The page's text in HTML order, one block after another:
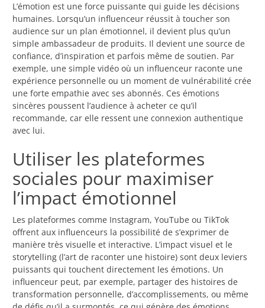
L’émotion est une force puissante qui guide les décisions
humaines. Lorsqu’un influenceur réussit à toucher son
audience sur un plan émotionnel, il devient plus qu’un
simple ambassadeur de produits. Il devient une source de
confiance, d’inspiration et parfois même de soutien. Par
exemple, une simple vidéo où un influenceur raconte une
expérience personnelle ou un moment de vulnérabilité crée
une forte empathie avec ses abonnés. Ces émotions
sincères poussent l’audience à acheter ce qu’il
recommande, car elle ressent une connexion authentique
avec lui.
Utiliser les plateformes
sociales pour maximiser
l’impact émotionnel
Les plateformes comme Instagram, YouTube ou TikTok
offrent aux influenceurs la possibilité de s’exprimer de
manière très visuelle et interactive. L’impact visuel et le
storytelling (l’art de raconter une histoire) sont deux leviers
puissants qui touchent directement les émotions. Un
influenceur peut, par exemple, partager des histoires de
transformation personnelle, d’accomplissements, ou même